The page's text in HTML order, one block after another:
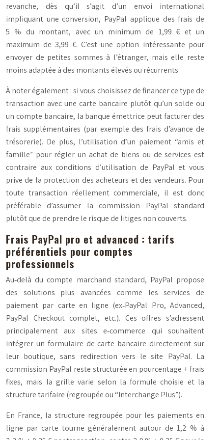
revanche, dès qu’il s’agit d’un envoi international
impliquant une conversion, PayPal applique des frais de
5 % du montant, avec un minimum de 1,99 € et un
maximum de 3,99 €. C’est une option intéressante pour
envoyer de petites sommes à l’étranger, mais elle reste
moins adaptée à des montants élevés ou récurrents.
À noter également : si vous choisissez de financer ce type de
transaction avec une carte bancaire plutôt qu’un solde ou
un compte bancaire, la banque émettrice peut facturer des
frais supplémentaires (par exemple des frais d’avance de
trésorerie). De plus, l’utilisation d’un paiement “amis et
famille” pour régler un achat de biens ou de services est
contraire aux conditions d’utilisation de PayPal et vous
prive de la protection des acheteurs et des vendeurs. Pour
toute transaction réellement commerciale, il est donc
préférable d’assumer la commission PayPal standard
plutôt que de prendre le risque de litiges non couverts.
Frais PayPal pro et advanced : tarifs
préférentiels pour comptes
professionnels
Au‑delà du compte marchand standard, PayPal propose
des solutions plus avancées comme les services de
paiement par carte en ligne (ex‑PayPal Pro, Advanced,
PayPal Checkout complet, etc.). Ces offres s’adressent
principalement aux sites e‑commerce qui souhaitent
intégrer un formulaire de carte bancaire directement sur
leur boutique, sans redirection vers le site PayPal. La
commission PayPal reste structurée en pourcentage + frais
fixes, mais la grille varie selon la formule choisie et la
structure tarifaire (regroupée ou “Interchange Plus”).
En France, la structure regroupée pour les paiements en
ligne par carte tourne généralement autour de 1,2 % à